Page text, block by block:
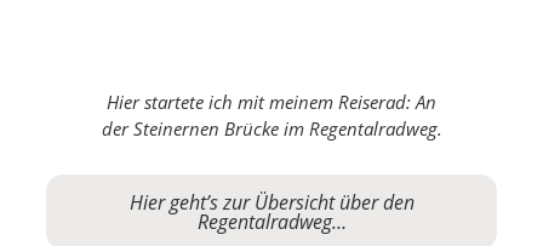
Hier startete ich mit meinem Reiserad: An
der Steinernen Brücke im Regentalradweg.
Hier geht’s zur Übersicht über den
Regentalradweg…